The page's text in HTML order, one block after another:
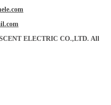
ELECTRIC CO.,LTD. All